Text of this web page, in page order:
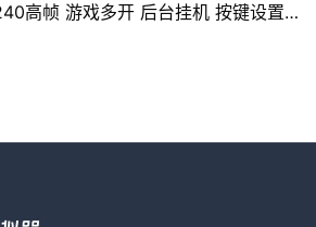
高帧 游戏多开 后台挂机 按键设置